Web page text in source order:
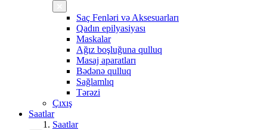
Saç Fenləri və Aksesuarları
Qadın epilyasiyası
Maskalar
Ağız boşluğuna qulluq
Masaj aparatları
Bədənə qulluq
Sağlamlıq
Tərəzi
Çıxış
Saatlar
Saatlar